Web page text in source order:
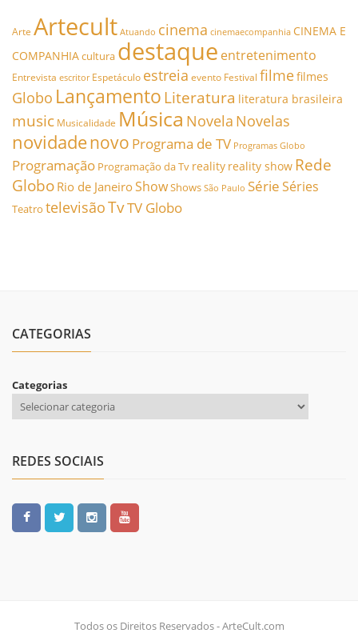
Arte Artecult Atuando cinema cinemaecompanhia CINEMA E
COMPANHIAcultura destaque entretenimento
Entrevista escritor Espetáculo estreia evento Festival filmefilmes
Globo Lançamento Literatura literatura brasileira
music Musicalidade Música Novela Novelas
novidadenovo Programa de TV Programas Globo
Programação Programação da Tv reality reality show Rede
Globo Rio de JaneiroShowShows São Paulo SérieSéries
Teatro televisãoTvTV Globo
CATEGORIAS
Categorias
REDES SOCIAIS
Todos os Direitos Reservados - ArteCult.com